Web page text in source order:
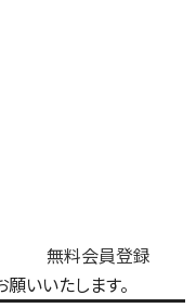
無料会員登録